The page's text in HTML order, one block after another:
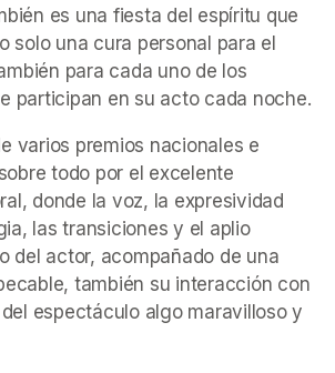
es una fiesta del espíritu que
solo una cura personal para el
para cada uno de los
participan en su acto cada noche.
varios premios nacionales e
todo por el excelente
donde la voz, la expresividad
las transiciones y el aplio
del actor, acompañado de una
también su interacción con
espectáculo algo maravilloso y